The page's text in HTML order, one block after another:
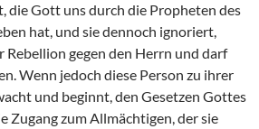
die Gott uns durch die Propheten des
hat, und sie dennoch ignoriert,
Rebellion gegen den Herrn und darf
Wenn jedoch diese Person zu ihrer
und beginnt, den Gesetzen Gottes
Zugang zum Allmächtigen, der sie